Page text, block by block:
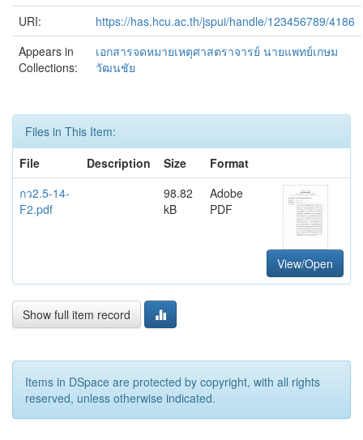
URI:
https://has.hcu.ac.th/jspui/handle/123456789/4186
Appears in
Collections:
เอกสารจดหมายเหตุศาสตราจารย์ นายแพทย์เกษม
วัฒนชัย
Files in This Item:
File
Description Size
Format
กว2.5-14-
F2.pdf
98.82
kB
Adobe
PDF
View/Open
Show full item record
Items in DSpace are protected by copyright, with all rights
reserved, unless otherwise indicated.